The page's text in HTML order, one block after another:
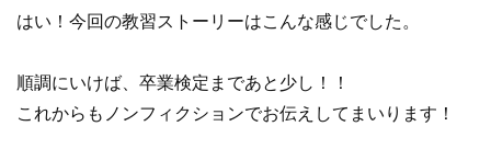
はい！今回の教習ストーリーはこんな感じでした。
順調にいけば、卒業検定まであと少し！！
これからもノンフィクションでお伝えしてまいります！